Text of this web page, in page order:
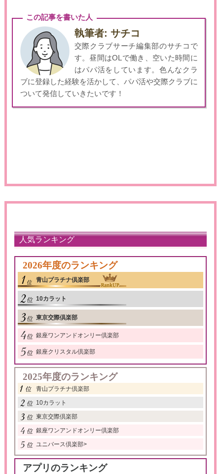
この記事を書いた人
執筆者: サチコ
交際クラブサーチ編集部のサチコで
す。昼間はOLで働き、空いた時間に
はパパ活をしています。色んなクラ
ブに登録した経験を活かして、パパ活や交際クラブに
ついて発信していきたいです！
人気ランキング
2026年度のランキング
青山プラチナ倶楽部
10カラット
東京交際倶楽部
銀座ワンアンドオンリー倶楽部
銀座クリスタル倶楽部
2025年度のランキング
青山プラチナ倶楽部
10カラット
東京交際倶楽部
銀座ワンアンドオンリー倶楽部
ユニバース倶楽部>
アプリのランキング